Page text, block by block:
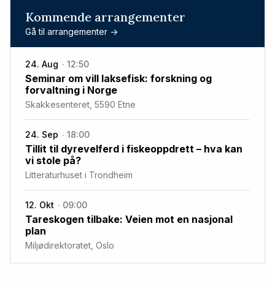
Kommende arrangementer
Gå til arrangementer ->
24. Aug 12:50
Seminar om vill laksefisk: forskning og
forvaltning i Norge
Skakkesenteret, 5590 Etne
24. Sep 18:00
Tillit til dyrevelferd i fiskeoppdrett – hva kan
vi stole på?
Litteraturhuset i Trondheim
12. Okt 09:00
Tareskogen tilbake: Veien mot en nasjonal
plan
Miljødirektoratet, Oslo